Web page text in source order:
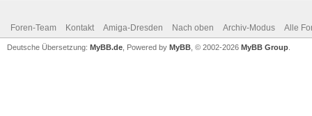
Foren-Team Kontakt Amiga-Dresden Nach oben Archiv-Modus Alle
Deutsche Übersetzung: MyBB.de, Powered by MyBB, © 2002-2026 MyBB Group.